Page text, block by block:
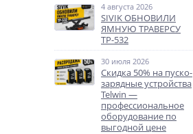
4 августа 2026
SIVIK ОБНОВИЛИ
ЯМНУЮ ТРАВЕРСУ
ТР-532
30 июля 2026
Скидка 50% на пуско-
зарядные устройства
Telwin —
профессиональное
оборудование по
выгодной цене